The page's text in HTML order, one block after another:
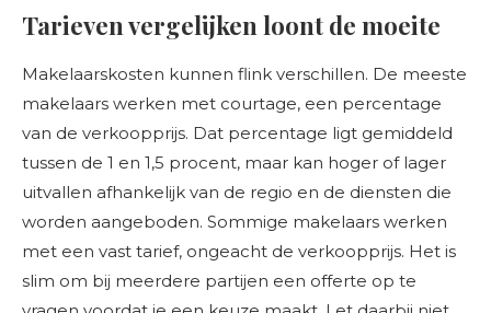
Tarieven vergelijken loont de moeite
Makelaarskosten kunnen flink verschillen. De meeste
makelaars werken met courtage, een percentage
van de verkoopprijs. Dat percentage ligt gemiddeld
tussen de 1 en 1,5 procent, maar kan hoger of lager
uitvallen afhankelijk van de regio en de diensten die
worden aangeboden. Sommige makelaars werken
met een vast tarief, ongeacht de verkoopprijs. Het is
slim om bij meerdere partijen een offerte op te